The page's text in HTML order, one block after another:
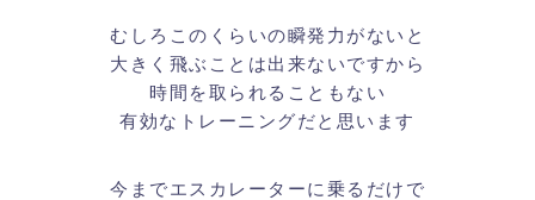
むしろこのくらいの瞬発力がないと
大きく飛ぶことは出来ないですから
時間を取られることもない
有効なトレーニングだと思います
今までエスカレーターに乗るだけで